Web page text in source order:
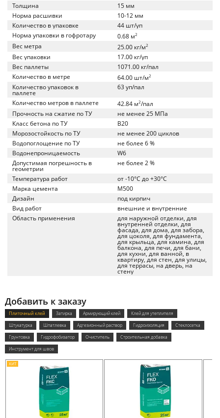
Толщина
15 мм
Норма расшивки
10-12 мм
Количество в упаковке
44 шт/уп
Норма упаковки в гофротару
0.68 м2
Вес метра 25.00 кг/м2
Вес упаковки
17.00 кг/уп
Вес паллеты
1071.00 кг/пал
Количество в метре
64.00 шт/м2
Количество упаковок в
паллете
63 уп/пал
Количество метров в паллете 42.84 м2/пал
Прочность на сжатие по ТУ
не менее 25 МПа
Класс бетона по ТУ
B20
Морозостойкость по ТУ
не менее 200 циклов
Водопоглощение по ТУ
не более 6 %
Водонепроницаемость
W6
Допустимая погрешность в
геометрии
не более 2 %
Температура работ
от -10°C до +30°C
Марка цемента
M500
Дизайн
под кирпич
Вид работ
внешние и внутренние
Область применения
для наружной отделки, для
внутренней отделки, для
фасада, для дома, для забора,
для цоколя, для фундамента,
для крыльца, для камина, для
балкона, для печи, для бани,
для кухни, для ванной, в
квартиру, для стен, для улицы,
для террасы, на дверь, на
стену
Добавить к заказу
Плиточный клей Затирка Армирующий клей
Клей для утеплителя
Штукатурка
Шпатлевка Адгезионный раствор Гидроизоляция
Стеклосетка
Грунтовка
Гидрофобизатор Очиститель
Строительная добавка
Инструмент для швов
ХИТ